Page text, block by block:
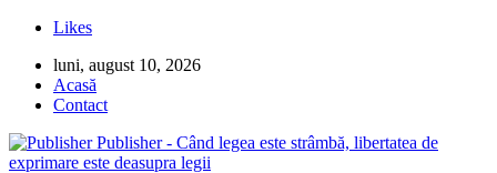
Likes
luni, august 10, 2026
Acasă
Contact
Publisher - Când legea este strâmbă, libertatea de
exprimare este deasupra legii